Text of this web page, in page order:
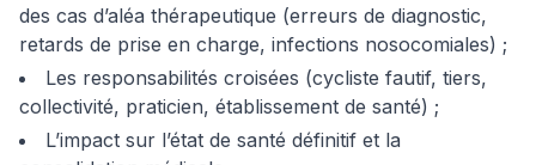
des cas d’aléa thérapeutique (erreurs de diagnostic,
retards de prise en charge, infections nosocomiales) ;
Les responsabilités croisées (cycliste fautif, tiers,
collectivité, praticien, établissement de santé) ;
L’impact sur l’état de santé définitif et la